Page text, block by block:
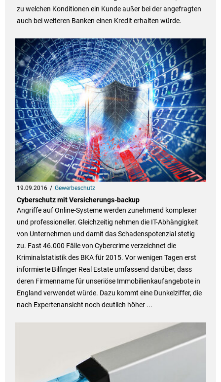
zu welchen Konditionen ein Kunde außer bei der angefragten
auch bei weiteren Banken einen Kredit erhalten würde.
19.09.2016 Gewerbeschutz
Cyberschutz mit Versicherungs-backup
Angriffe auf Online-Systeme werden zunehmend komplexer
und professioneller. Gleichzeitig nehmen die IT-Abhängigkeit
von Unternehmen und damit das Schadenspotenzial stetig
zu. Fast 46.000 Fälle von Cybercrime verzeichnet die
Kriminalstatistik des BKA für 2015. Vor wenigen Tagen erst
informierte Bilfinger Real Estate umfassend darüber, dass
deren Firmenname für unseriöse Immobilienkaufangebote in
England verwendet würde. Dazu kommt eine Dunkelziffer, die
nach Expertenansicht noch deutlich höher ...